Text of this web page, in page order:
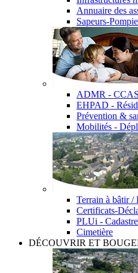
Annuaire des
Sapeurs-
ADMR -
EHPAD -
Prévention &
Mobilités -
Terrain à bâtir /
Certificats-
PLUi - Cadastre
Cimetière
DÉCOUVRIR ET